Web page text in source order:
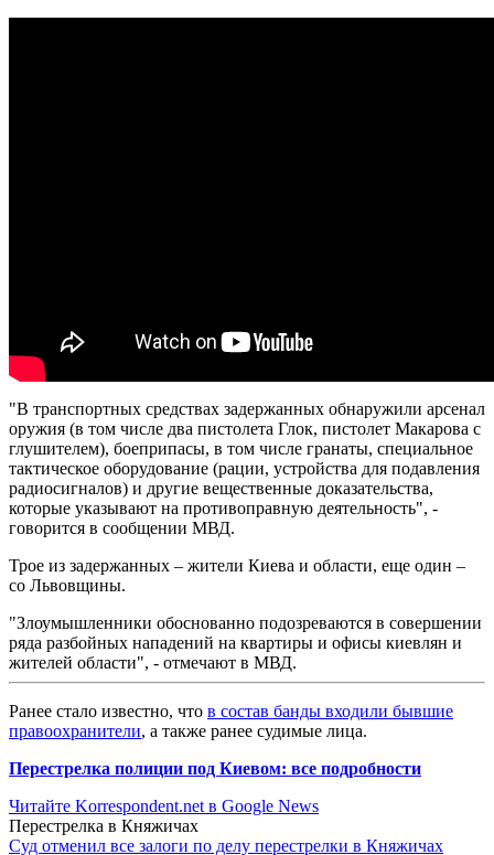
"В транспортных средствах задержанных обнаружили арсенал
оружия (в том числе два пистолета Глок, пистолет Макарова с
глушителем), боеприпасы, в том числе гранаты, специальное
тактическое оборудование (рации, устройства для подавления
радиосигналов) и другие вещественные доказательства,
которые указывают на противоправную деятельность", -
говорится в сообщении МВД.
Трое из задержанных – жители Киева и области, еще один –
со Львовщины.
"Злоумышленники обоснованно подозреваются в совершении
ряда разбойных нападений на квартиры и офисы киевлян и
жителей области", - отмечают в МВД.
Ранее стало известно, что в состав банды входили бывшие
правоохранители, а также ранее судимые лица.
Перестрелка полиции под Киевом: все подробности
Читайте Korrespondent.net в Google News
Перестрелка в Княжичах
Суд отменил все залоги по делу перестрелки в Княжичах